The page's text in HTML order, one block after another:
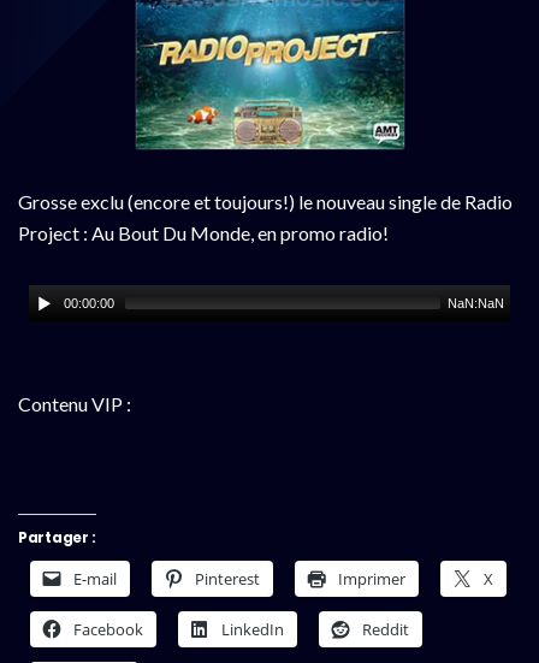
Grosse exclu (encore et toujours!) le nouveau single de Radio
Project : Au Bout Du Monde, en promo radio!
00:00:00 NaN:NaN
Contenu VIP :
Partager :
E-mail Pinterest Imprimer X
Facebook LinkedIn Reddit